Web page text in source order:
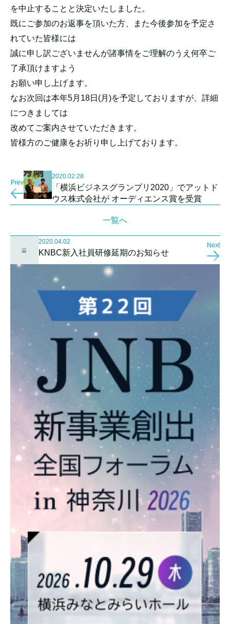
を中止することと決定いたしました。
既にご参加のお返事を頂いた方、また今後参加を予定さ
れていた皆様には
誠に申し訳ございませんが諸事情をご理解のうえ何卒ご
了承頂けますよう
お願い申し上げます。
なお次回は本年5月18日(月)を予定しておりますが、詳細
につきましては
改めてご案内させていただきます。
皆様方のご健康をお祈り申し上げております。
Prev
2020.02.28
「横浜ビジネスグランプリ2020」でアットド
ウス株式会社が オーディエンス賞を受賞
一覧へ
2020.04.02
KNBC新入社員研修延期のお知らせ
Next